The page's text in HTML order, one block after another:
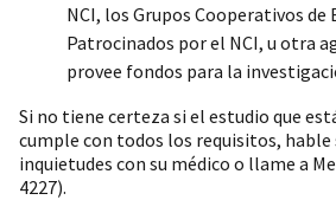
NCI, los Grupos Cooperativos de
Patrocinados por el NCI, u otra
provee fondos para la
Si no tiene certeza si el estudio que
cumple con todos los requisitos, hable
inquietudes con su médico o llame a
4227).